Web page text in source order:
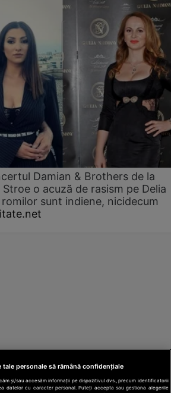
Damian & Brothers de la
o acuză de rasism pe Delia
romilor sunt indiene, nicidecum
tale personale să rămână confidențiale
și/sau accesăm informații pe dispozitivul dvs., precum identificatorii
datelor cu caracter personal. Puteți accepta sau gestiona alegerile